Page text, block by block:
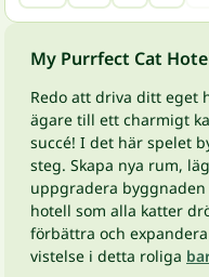
My Purrfect Cat
Redo att driva ditt eget
ägare till ett charmigt
succé! I det här spelet
steg. Skapa nya rum,
uppgradera
hotell som alla katter
förbättra och
vistelse i detta roliga